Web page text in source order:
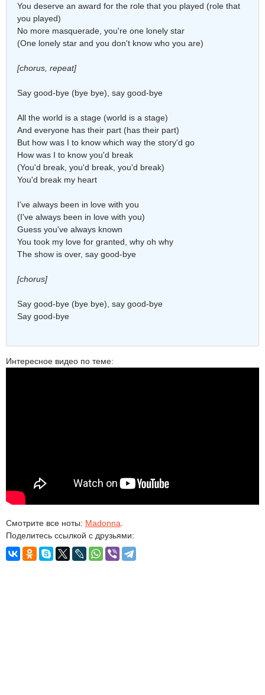
You deserve an award for the role that you played (role that
you played)
No more masquerade, you're one lonely star
(One lonely star and you don't know who you are)
[chorus, repeat]
Say good-bye (bye bye), say good-bye
All the world is a stage (world is a stage)
And everyone has their part (has their part)
But how was I to know which way the story'd go
How was I to know you'd break
(You'd break, you'd break, you'd break)
You'd break my heart
I've always been in love with you
(I've always been in love with you)
Guess you've always known
You took my love for granted, why oh why
The show is over, say good-bye
[chorus]
Say good-bye (bye bye), say good-bye
Say good-bye
Интересное видео по теме:
Смотрите все ноты: Madonna
Поделитесь ссылкой с друзьями: